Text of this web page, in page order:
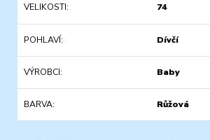
VELIKOSTI 74
POHLAVÍ Dívčí
VÝROBCI Baby
BARVA Růžová